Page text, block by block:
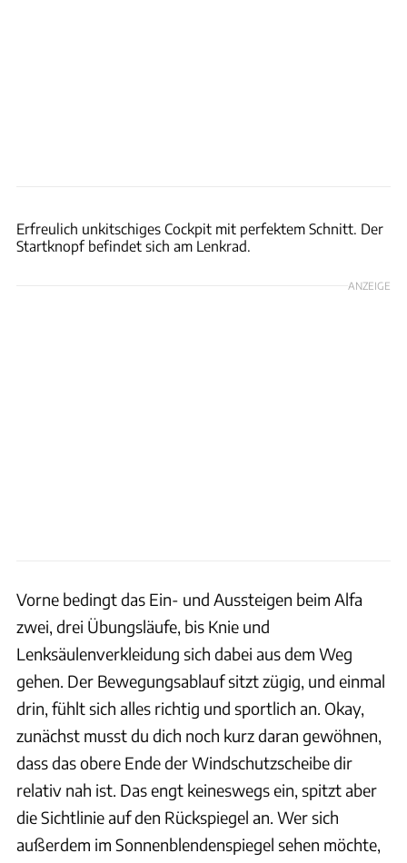
Erfreulich unkitschiges Cockpit mit perfektem Schnitt. Der
Startknopf befindet sich am Lenkrad.
ANZEIGE
Vorne bedingt das Ein- und Aussteigen beim Alfa
zwei, drei Übungsläufe, bis Knie und
Lenksäulenverkleidung sich dabei aus dem Weg
gehen. Der Bewegungsablauf sitzt zügig, und einmal
drin, fühlt sich alles richtig und sportlich an. Okay,
zunächst musst du dich noch kurz daran gewöhnen,
dass das obere Ende der Windschutzscheibe dir
relativ nah ist. Das engt keineswegs ein, spitzt aber
die Sichtlinie auf den Rückspiegel an. Wer sich
außerdem im Sonnenblendenspiegel sehen möchte,